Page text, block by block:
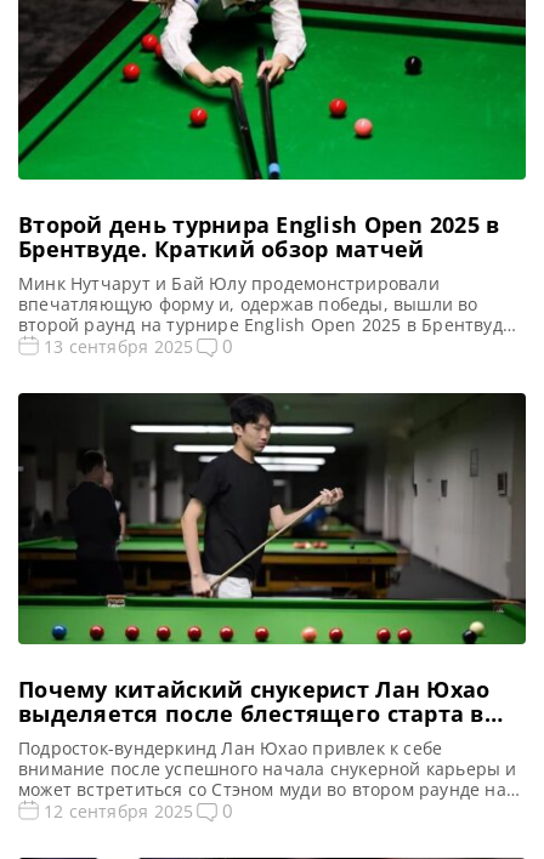
Второй день турнира English Open 2025 в
Брентвуде. Краткий обзор матчей
Минк Нутчарут и Бай Юлу продемонстрировали
впечатляющую форму и, одержав победы, вышли во
второй раунд на турнире English Open 2025 в Брентвуде,
сообщает WST В текущем сезоне тайская спортсменка
1-2, но переломила ход игры и финишировала с
преимуществом 4-2. В ближайшее […]
13 сентября 2025 0
Почему китайский снукерист Лан Юхао
выделяется после блестящего старта в
сезоне 2025-26
Подросток-вундеркинд Лан Юхао привлек к себе
внимание после успешного начала снукерной карьеры и
может встретиться со Стэном муди во втором раунде на
турнире English Open 2025, сообщает metrouk В текущем
12 сентября 2025 0